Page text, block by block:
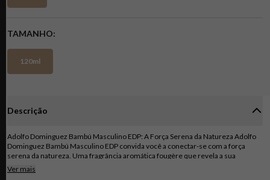
TAMANHO
120ml
Descrição
Adolfo Dominguez Bambú Masculino EDP: A Força Serena da Natureza Adolfo
Dominguez Bambú Masculino EDP convida você a conectar-se com a força
serena da natureza. Uma fragrância aromática fougère que revela a sua
masculinidade natural e autêntica, perfeita para o homem moderno que busca
equilíbrio e bem-estar. A aventura começa com um frescor vibrante: notas
Ver mais